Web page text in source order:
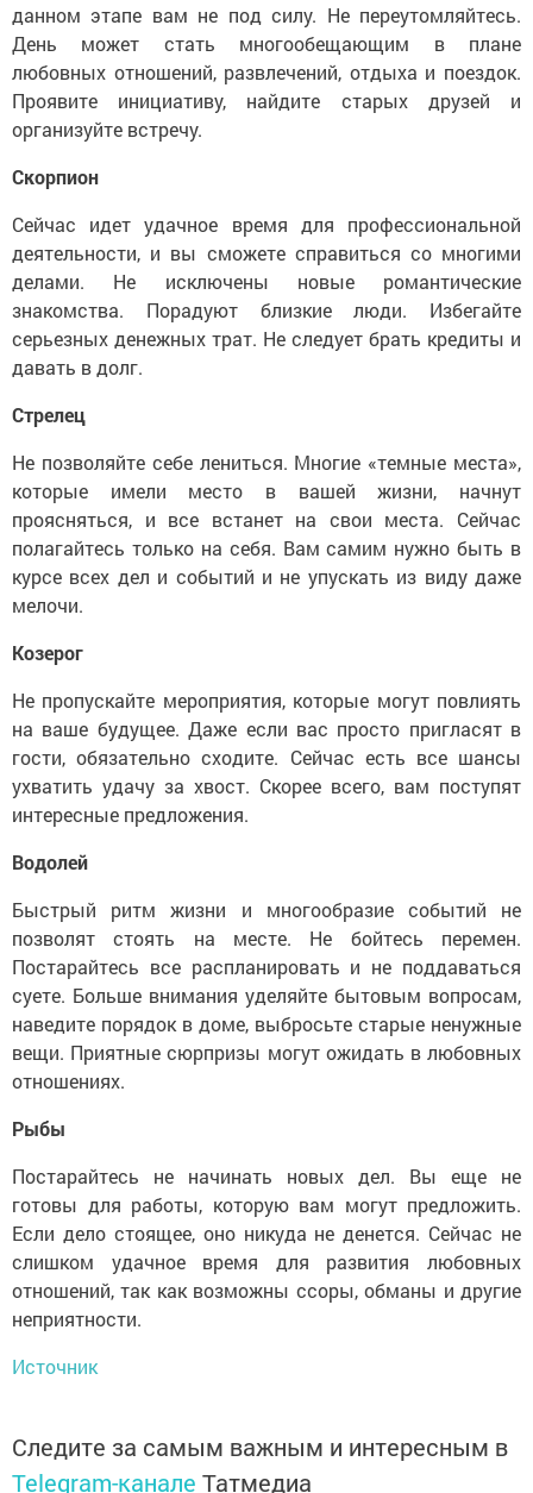
данном этапе вам не под силу. Не переутомляйтесь.
День может стать многообещающим в плане
любовных отношений, развлечений, отдыха и поездок.
Проявите инициативу, найдите старых друзей и
организуйте встречу.
Скорпион
Сейчас идет удачное время для профессиональной
деятельности, и вы сможете справиться со многими
делами. Не исключены новые романтические
знакомства. Порадуют близкие люди. Избегайте
серьезных денежных трат. Не следует брать кредиты и
давать в долг.
Стрелец
Не позволяйте себе лениться. Многие «темные места»,
которые имели место в вашей жизни, начнут
проясняться, и все встанет на свои места. Сейчас
полагайтесь только на себя. Вам самим нужно быть в
курсе всех дел и событий и не упускать из виду даже
мелочи.
Козерог
Не пропускайте мероприятия, которые могут повлиять
на ваше будущее. Даже если вас просто пригласят в
гости, обязательно сходите. Сейчас есть все шансы
ухватить удачу за хвост. Скорее всего, вам поступят
интересные предложения.
Водолей
Быстрый ритм жизни и многообразие событий не
позволят стоять на месте. Не бойтесь перемен.
Постарайтесь все распланировать и не поддаваться
суете. Больше внимания уделяйте бытовым вопросам,
наведите порядок в доме, выбросьте старые ненужные
вещи. Приятные сюрпризы могут ожидать в любовных
отношениях.
Рыбы
Постарайтесь не начинать новых дел. Вы еще не
готовы для работы, которую вам могут предложить.
Если дело стоящее, оно никуда не денется. Сейчас не
слишком удачное время для развития любовных
отношений, так как возможны ссоры, обманы и другие
неприятности.
Источник
Следите за самым важным и интересным в
Telegram-канале Татмедиа